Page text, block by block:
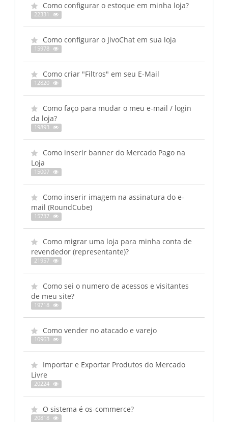
Como configurar o estoque em minha loja?
22331
Como configurar o JivoChat em sua loja
15978
Como criar "Filtros" em seu E-Mail
12820
Como faço para mudar o meu e-mail / login
da loja?
19893
Como inserir banner do Mercado Pago na
Loja
15007
Como inserir imagem na assinatura do e-
mail (RoundCube)
15737
Como migrar uma loja para minha conta de
revendedor (representante)?
21957
Como sei o numero de acessos e visitantes
de meu site?
19718
Como vender no atacado e varejo
10963
Importar e Exportar Produtos do Mercado
Livre
20224
O sistema é os-commerce?
20818